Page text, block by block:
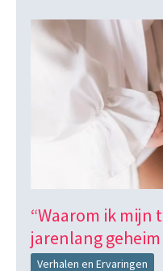
“Waarom ik mijn
jarenlang
Verhalen en Ervaringen